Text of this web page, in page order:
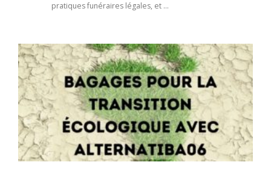
pratiques funéraires légales, et …